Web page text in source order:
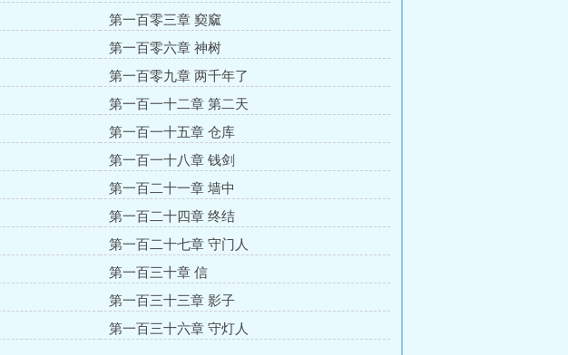
第一百零三章 窫窳
第一百零六章 神树
第一百零九章 两千年了
第一百一十二章 第二天
第一百一十五章 仓库
第一百一十八章 钱剑
第一百二十一章 墙中
第一百二十四章 终结
第一百二十七章 守门人
第一百三十章 信
第一百三十三章 影子
第一百三十六章 守灯人